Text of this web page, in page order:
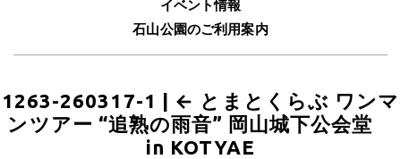
イベント情報
石山公園のご利用案内
1263-260317-1 | ← とまとくらぶ ワンマ
ンツアー “追熟の雨音” 岡山城下公会堂
in KOTYAE